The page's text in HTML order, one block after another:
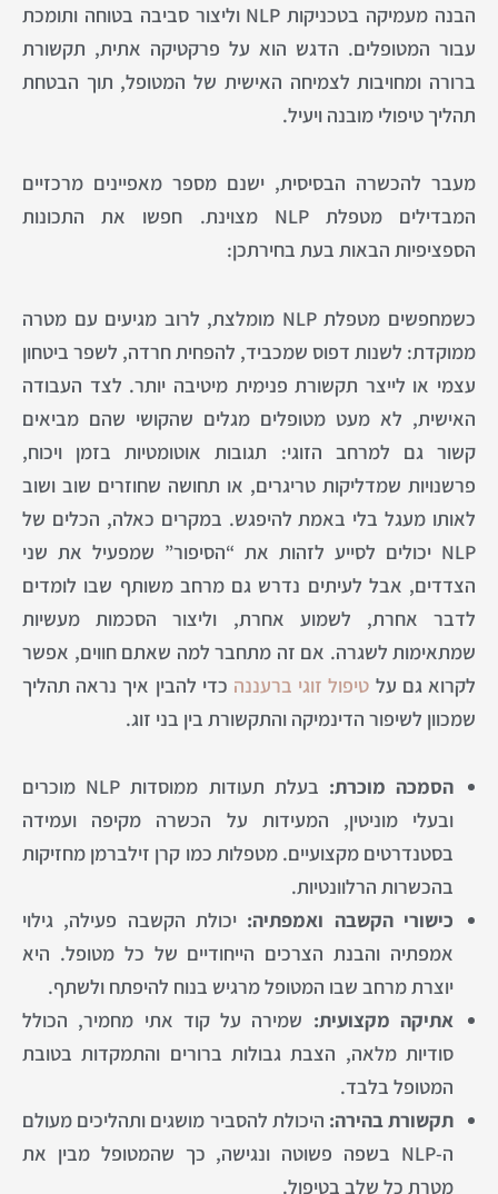
הבנה מעמיקה בטכניקות NLP וליצור סביבה בטוחה ותומכת
עבור המטופלים. הדגש הוא על פרקטיקה אתית, תקשורת
ברורה ומחויבות לצמיחה האישית של המטופל, תוך הבטחת
תהליך טיפולי מובנה ויעיל.
מעבר להכשרה הבסיסית, ישנם מספר מאפיינים מרכזיים
המבדילים מטפלת NLP מצוינת. חפשו את התכונות
הספציפיות הבאות בעת בחירתכן:
כשמחפשים מטפלת NLP מומלצת, לרוב מגיעים עם מטרה
ממוקדת: לשנות דפוס שמכביד, להפחית חרדה, לשפר ביטחון
עצמי או לייצר תקשורת פנימית מיטיבה יותר. לצד העבודה
האישית, לא מעט מטופלים מגלים שהקושי שהם מביאים
קשור גם למרחב הזוגי: תגובות אוטומטיות בזמן ויכוח,
פרשנויות שמדליקות טריגרים, או תחושה שחוזרים שוב ושוב
לאותו מעגל בלי באמת להיפגש. במקרים כאלה, הכלים של
NLP יכולים לסייע לזהות את “הסיפור” שמפעיל את שני
הצדדים, אבל לעיתים נדרש גם מרחב משותף שבו לומדים
לדבר אחרת, לשמוע אחרת, וליצור הסכמות מעשיות
שמתאימות לשגרה. אם זה מתחבר למה שאתם חווים, אפשר
לקרוא גם על טיפול זוגי ברעננה כדי להבין איך נראה תהליך
שמכוון לשיפור הדינמיקה והתקשורת בין בני זוג.
הסמכה מוכרת:
בעלת תעודות ממוסדות NLP מוכרים
ובעלי מוניטין, המעידות על הכשרה מקיפה ועמידה
בסטנדרטים מקצועיים. מטפלות כמו קרן זילברמן מחזיקות
בהכשרות הרלוונטיות.
כישורי הקשבה ואמפתיה: יכולת הקשבה פעילה, גילוי
אמפתיה והבנת הצרכים הייחודיים של כל מטופל. היא
יוצרת מרחב שבו המטופל מרגיש בנוח להיפתח ולשתף.
אתיקה מקצועית: שמירה על קוד אתי מחמיר, הכולל
סודיות מלאה, הצבת גבולות ברורים והתמקדות בטובת
המטופל בלבד.
תקשורת בהירה: היכולת להסביר מושגים ותהליכים מעולם
ה-NLP בשפה פשוטה ונגישה, כך שהמטופל מבין את
מטרת כל שלב בטיפול.